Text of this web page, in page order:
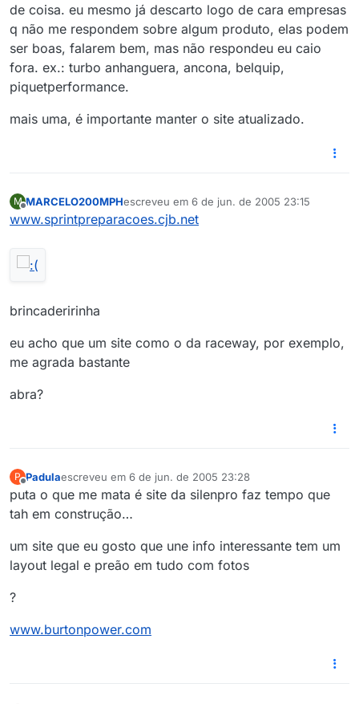
de coisa. eu mesmo já descarto logo de cara empresas
q não me respondem sobre algum produto, elas podem
ser boas, falarem bem, mas não respondeu eu caio
fora. ex.: turbo anhanguera, ancona, belquip,
piquetperformance.
mais uma, é importante manter o site atualizado.
M MARCELO200MPHescreveu em 6 de jun. de 2005 23:15
última edição por
www.sprintpreparacoes.cjb.net
brincaderirinha
eu acho que um site como o da raceway, por exemplo,
me agrada bastante
abra?
P
Offline
Padulaescreveu em 6 de jun. de 2005 23:28
última edição por
puta o que me mata é site da silenpro faz tempo que
tah em construção…
um site que eu gosto que une info interessante tem um
layout legal e preão em tudo com fotos
?
www.burtonpower.com